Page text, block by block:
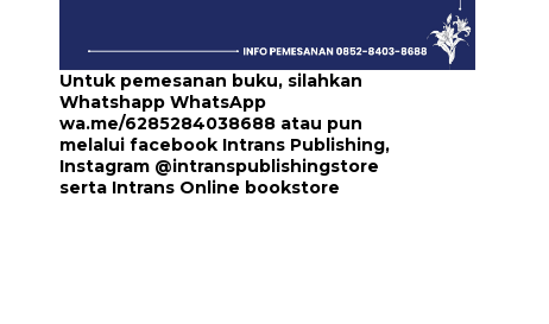
Untuk pemesanan buku, silahkan
Whatshapp WhatsApp
wa.me/6285284038688 atau pun
melalui facebook Intrans Publishing,
Instagram @intranspublishingstore
serta Intrans Online bookstore